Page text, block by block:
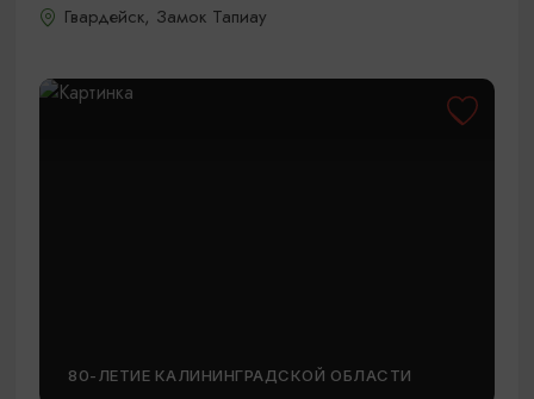
Гвардейск, Замок Тапиау
80-ЛЕТИЕ КАЛИНИНГРАДСКОЙ ОБЛАСТИ